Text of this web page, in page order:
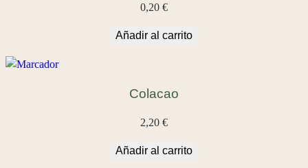
0,20 €
Añadir al carrito
Colacao
2,20 €
Añadir al carrito